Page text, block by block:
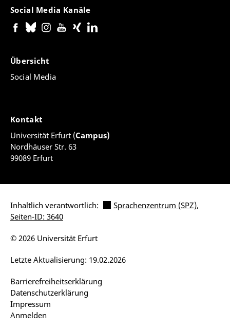
Social Media Kanäle
Übersicht
Social Media
Kontakt
Universität Erfurt (Campus)
Nordhäuser Str. 63
99089 Erfurt
Inhaltlich verantwortlich: Sprachenzentrum (SPZ),
Seiten-ID: 3640
Barrierefreiheitserklärung
Datenschutzerklärung
Impressum
Anmelden
Letzte Aktualisierung: 19.02.2026
© 2026 Universität Erfurt